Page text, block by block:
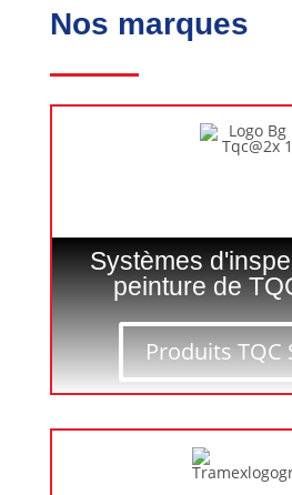
Nos marques
Systèmes
peinture de
Produits TQC